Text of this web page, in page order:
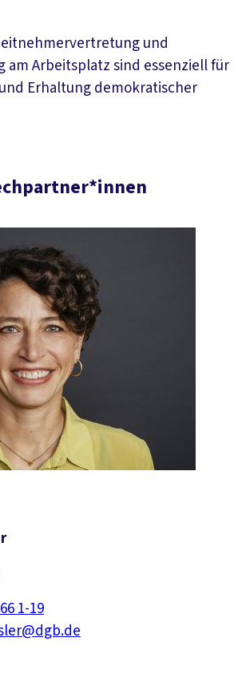
und
am Arbeitsplatz sind essenziell für
Erhaltung demokratischer
1-19